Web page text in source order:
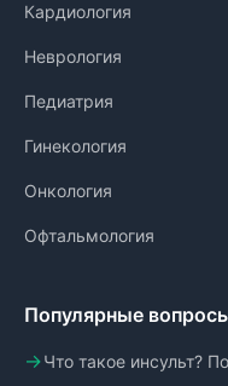
Кардиология
Неврология
Педиатрия
Гинекология
Онкология
Офтальмология
Популярные
Что такое инсульт?